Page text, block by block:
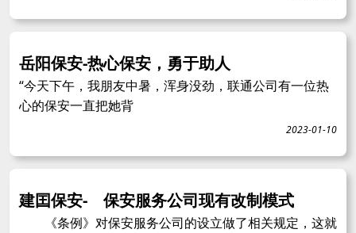
岳阳保安-热心保安，勇于助人
“今天下午，我朋友中暑，浑身没劲，联通公司有一位热
心的保安一直把她背
2023-01-10
建囯保安- 保安服务公司现有改制模式
《条例》对保安服务公司的设立做了相关规定，这就